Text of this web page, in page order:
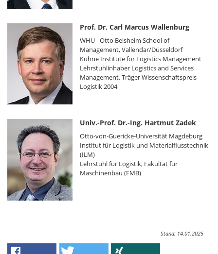
Prof. Dr. Carl Marcus Wallenburg
WHU –Otto Beisheim School of
Management, Vallendar/Düsseldorf
Kühne Institute for Logistics Management
Lehrstuhlinhaber Logistics and Services
Management, Träger Wissenschaftspreis
Logistik 2004
Univ.-Prof. Dr.-Ing. Hartmut Zadek
Otto-von-Guericke-Universität Magdeburg
Institut für Logistik und Materialflusstechnik
(ILM)
Lehrstuhl für Logistik, Fakultät für
Maschinenbau (FMB)
Stand: 14.01.2025